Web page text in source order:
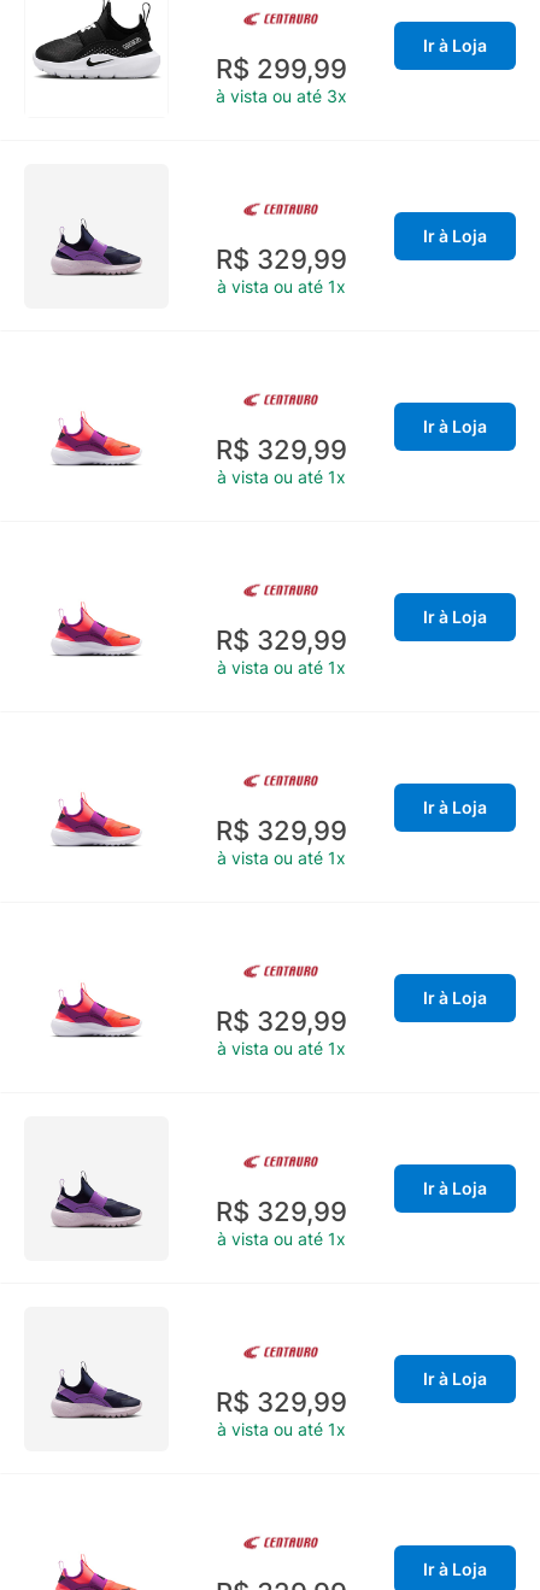
R$ 299,99
à vista ou até 3x
Ir à Loja
R$ 329,99
à vista ou até 1x
Ir à Loja
R$ 329,99
à vista ou até 1x
Ir à Loja
R$ 329,99
à vista ou até 1x
Ir à Loja
R$ 329,99
à vista ou até 1x
Ir à Loja
R$ 329,99
à vista ou até 1x
Ir à Loja
R$ 329,99
à vista ou até 1x
Ir à Loja
R$ 329,99
à vista ou até 1x
Ir à Loja
Ir à Loja